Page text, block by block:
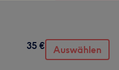
35 € Auswählen